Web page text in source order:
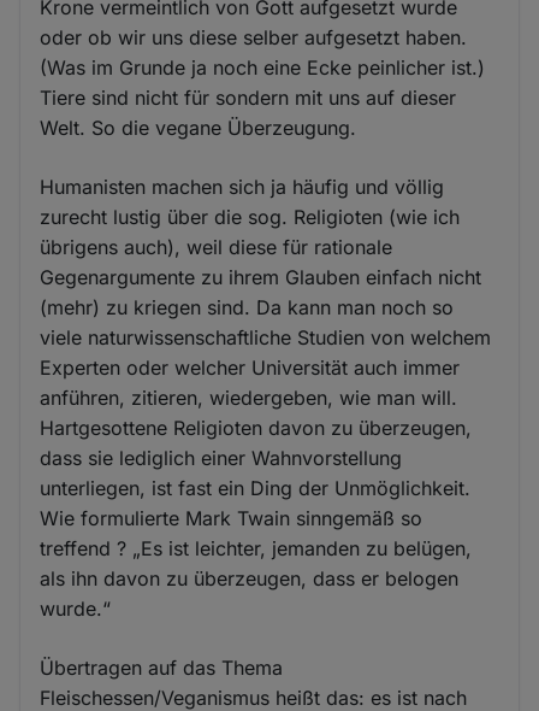
Krone vermeintlich von Gott aufgesetzt wurde
oder ob wir uns diese selber aufgesetzt haben.
(Was im Grunde ja noch eine Ecke peinlicher ist.)
Tiere sind nicht für sondern mit uns auf dieser
Welt. So die vegane Überzeugung.
Humanisten machen sich ja häufig und völlig
zurecht lustig über die sog. Religioten (wie ich
übrigens auch), weil diese für rationale
Gegenargumente zu ihrem Glauben einfach nicht
(mehr) zu kriegen sind. Da kann man noch so
viele naturwissenschaftliche Studien von welchem
Experten oder welcher Universität auch immer
anführen, zitieren, wiedergeben, wie man will.
Hartgesottene Religioten davon zu überzeugen,
dass sie lediglich einer Wahnvorstellung
unterliegen, ist fast ein Ding der Unmöglichkeit.
Wie formulierte Mark Twain sinngemäß so
treffend ? „Es ist leichter, jemanden zu belügen,
als ihn davon zu überzeugen, dass er belogen
wurde.“
Übertragen auf das Thema
Fleischessen/Veganismus heißt das: es ist nach